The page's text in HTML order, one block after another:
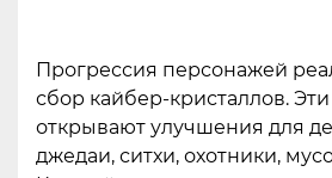
Прогрессия персонажей
сбор кайбер-кристаллов.
открывают улучшения для
джедаи, ситхи, охотники,